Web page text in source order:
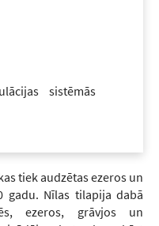
sistēmās
tiek audzētas ezeros un
gadu. Nīlas tilapija dabā
ezeros, grāvjos un